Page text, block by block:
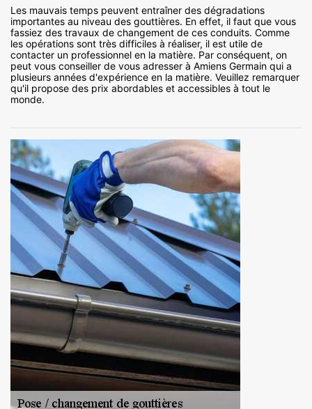
Les mauvais temps peuvent entraîner des dégradations
importantes au niveau des gouttières. En effet, il faut que vous
fassiez des travaux de changement de ces conduits. Comme
les opérations sont très difficiles à réaliser, il est utile de
contacter un professionnel en la matière. Par conséquent, on
peut vous conseiller de vous adresser à Amiens Germain qui a
plusieurs années d'expérience en la matière. Veuillez remarquer
qu'il propose des prix abordables et accessibles à tout le
monde.